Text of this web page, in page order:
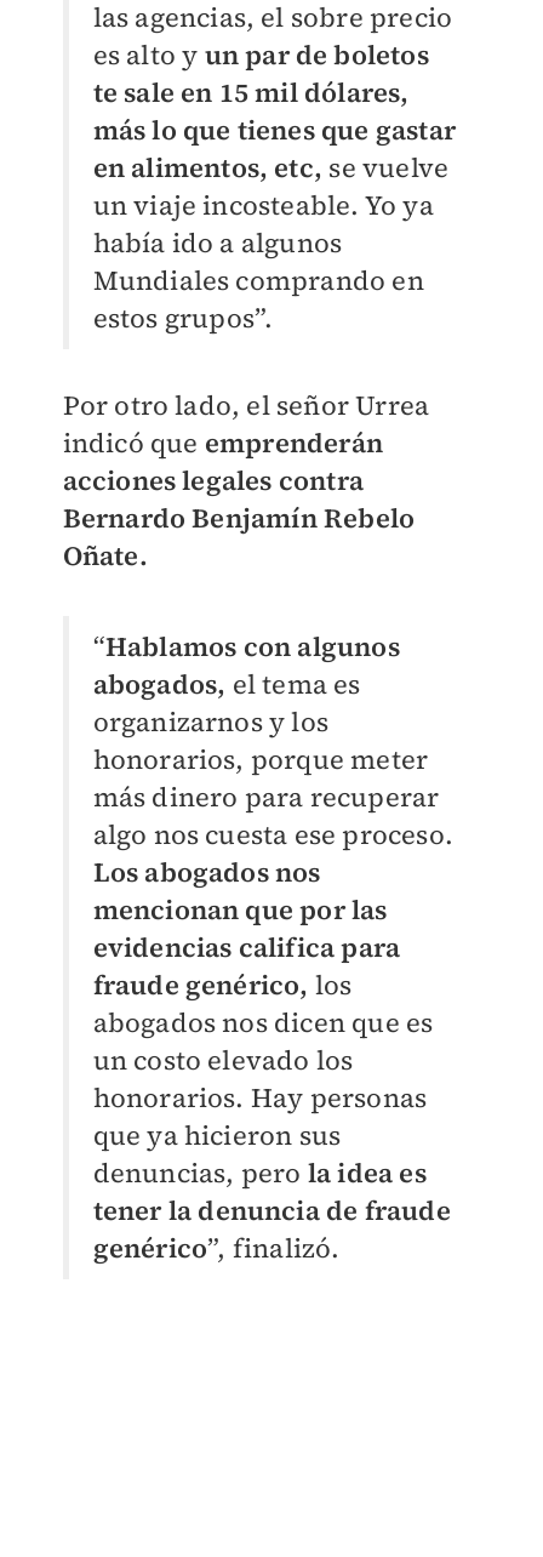
las agencias, el sobre precio
es alto y un par de boletos
te sale en 15 mil dólares,
más lo que tienes que gastar
en alimentos, etc, se vuelve
un viaje incosteable. Yo ya
había ido a algunos
Mundiales comprando en
estos grupos”.
Por otro lado, el señor Urrea
indicó que emprenderán
acciones legales contra
Bernardo Benjamín Rebelo
Oñate.
“Hablamos con algunos
abogados, el tema es
organizarnos y los
honorarios, porque meter
más dinero para recuperar
algo nos cuesta ese proceso.
Los abogados nos
mencionan que por las
evidencias califica para
fraude genérico, los
abogados nos dicen que es
un costo elevado los
honorarios. Hay personas
que ya hicieron sus
denuncias, pero la idea es
tener la denuncia de fraude
genérico”, finalizó.